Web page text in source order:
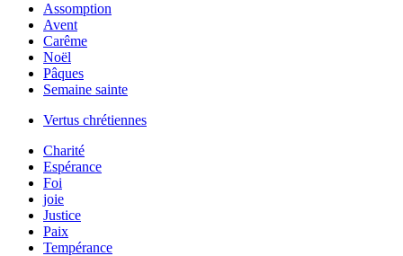
Assomption
Avent
Carême
Noël
Pâques
Semaine sainte
Vertus chrétiennes
Charité
Espérance
Foi
joie
Justice
Paix
Tempérance